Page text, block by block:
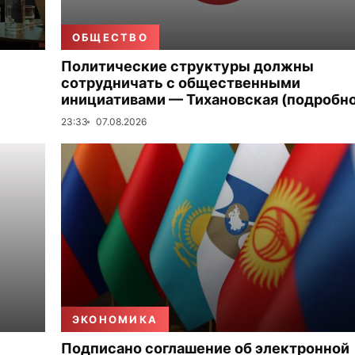
ОБЩЕСТВО
Политические структуры должны
сотрудничать с общественными
инициативами — Тихановская
23:33 07.08.2026
ЭКОНОМИКА
Подписано соглашение об электронной